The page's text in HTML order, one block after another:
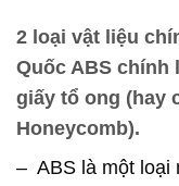
2 loại vật liệu
Quốc ABS chính
giấy tổ ong (hay
Honeycomb).
– ABS là một loại